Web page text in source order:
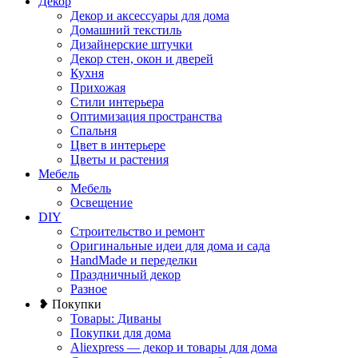
Декор и аксессуары для дома
Домашний текстиль
Дизайнерские штучки
Декор стен, окон и дверей
Кухня
Прихожая
Стили интерьера
Оптимизация пространства
Спальня
Цвет в интерьере
Цветы и растения
Мебель
Мебель
Освещение
DIY
Строительство и ремонт
Оригинальные идеи для дома и сада
HandMade и переделки
Праздничный декор
Разное
❥ Покупки
Товары: Диваны
Покупки для дома
Aliexpress — декор и товары для дома